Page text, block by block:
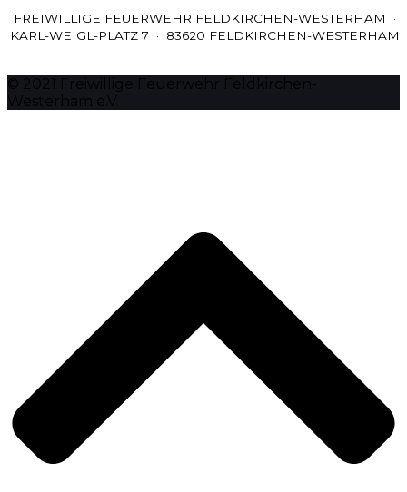
FREIWILLIGE FEUERWEHR FELDKIRCHEN-WESTERHAM ·
KARL-WEIGL-PLATZ 7 · 83620 FELDKIRCHEN-WESTERHAM
© 2021 Freiwillige Feuerwehr Feldkirchen-
Westerham e.V.